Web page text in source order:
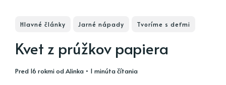
Hlavné články Jarné nápady Tvoríme s deťmi
Kvet z prúžkov papiera
pred 16 rokmiodAlinka • 1 minúta čítania